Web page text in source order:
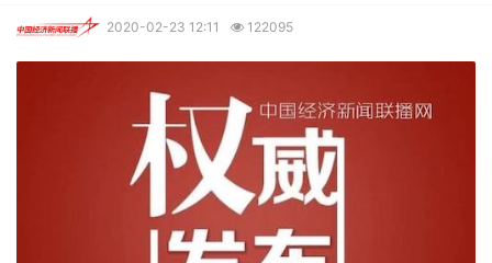
2020-02-23 12:11 122095